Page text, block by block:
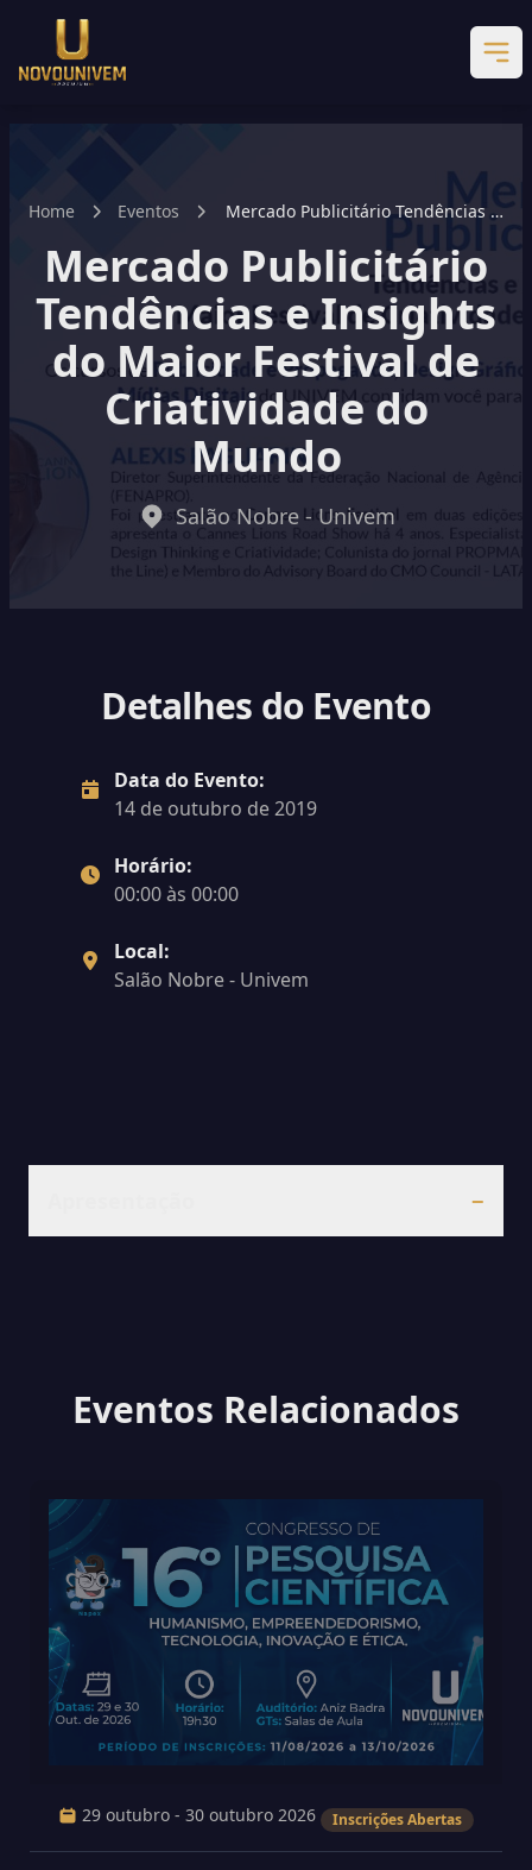
Home Eventos
Mercado Publicitário Tendências e
Insights do Maior Festival de
Criatividade do Mundo
Mercado Publicitário
Tendências e Insights
do Maior Festival de
Criatividade do
Mundo
Salão Nobre - Univem
Detalhes do Evento
Data do Evento:
14 de outubro de 2019
Horário:
00:00 às 00:00
Local:
Salão Nobre - Univem
−
Eventos Relacionados
29 outubro - 30 outubro 2026 Inscrições Abertas